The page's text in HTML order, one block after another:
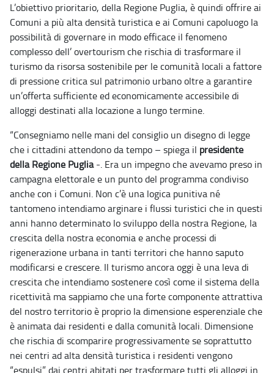
L’obiettivo prioritario, della Regione Puglia, è quindi offrire ai
Comuni a più alta densità turistica e ai Comuni capoluogo la
possibilità di governare in modo efficace il fenomeno
complesso dell’ overtourism che rischia di trasformare il
turismo da risorsa sostenibile per le comunità locali a fattore
di pressione critica sul patrimonio urbano oltre a garantire
un’offerta sufficiente ed economicamente accessibile di
alloggi destinati alla locazione a lungo termine.
“Consegniamo nelle mani del consiglio un disegno di legge
che i cittadini attendono da tempo – spiega il presidente
della Regione Puglia-. Era un impegno che avevamo preso in
campagna elettorale e un punto del programma condiviso
anche con i Comuni. Non c’è una logica punitiva né
tantomeno intendiamo arginare i flussi turistici che in questi
anni hanno determinato lo sviluppo della nostra Regione, la
crescita della nostra economia e anche processi di
rigenerazione urbana in tanti territori che hanno saputo
modificarsi e crescere. Il turismo ancora oggi è una leva di
crescita che intendiamo sostenere così come il sistema della
ricettività ma sappiamo che una forte componente attrattiva
del nostro territorio è proprio la dimensione esperenziale che
è animata dai residenti e dalla comunità locali. Dimensione
che rischia di scomparire progressivamente se soprattutto
nei centri ad alta densità turistica i residenti vengono
“espulsi” dai centri abitati per trasformare tutti gli alloggi in